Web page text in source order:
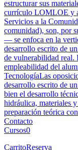
estructurar sus
currículo LOMLOE y a
Servicios a la
comunidad), son, por
— se enfoca en la
desarrollo escrito de
de vulnerabilidad real.
empleabilidad del
TecnologíaLas
desarrollo escrito de
bien el desarrollo
hidráulica, materiales
preparación teórica
Contacto
Cursos0
CarritoReserva